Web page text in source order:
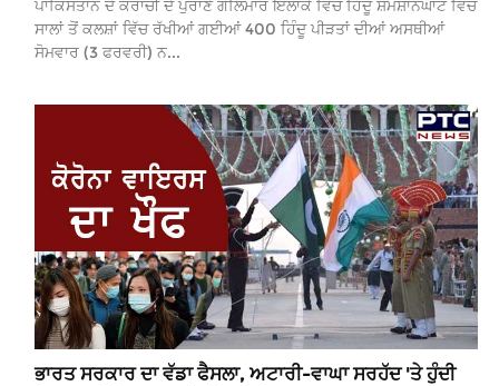
ਪਾਕਿਸਤਾਨ ਦੇ ਕਰਾਚੀ ਦੇ ਪੁਰਾਣੇ ਗੋਲਿਮਾਰ ਇਲਾਕੇ ਵਿੱਚ ਹਿੰਦੂ ਸ਼ਮਸ਼ਾਨਘਾਟ ਵਿੱਚ
ਸਾਲਾਂ ਤੋਂ ਕਲਸ਼ਾਂ ਵਿੱਚ ਰੱਖੀਆਂ ਗਈਆਂ 400 ਹਿੰਦੂ ਪੀੜਤਾਂ ਦੀਆਂ ਅਸਥੀਆਂ
ਸੋਮਵਾਰ (3 ਫਰਵਰੀ) ਨ...
ਭਾਰਤ ਸਰਕਾਰ ਦਾ ਵੱਡਾ ਫੈਸਲਾ, ਅਟਾਰੀ-ਵਾਘਾ ਸਰਹੱਦ 'ਤੇ ਹੁੰਦੀ